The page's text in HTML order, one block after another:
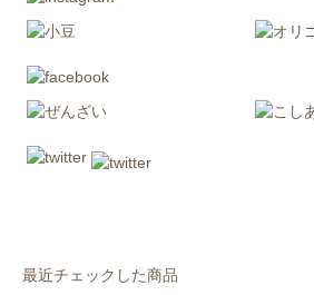
最近チェックした商品